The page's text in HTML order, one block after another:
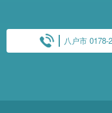
八户市 0178-